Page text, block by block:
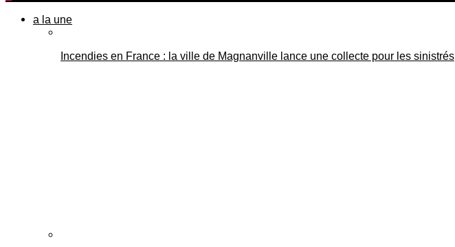
a la une
Incendies en France : la ville de Magnanville lance une collecte pour les sinistrés